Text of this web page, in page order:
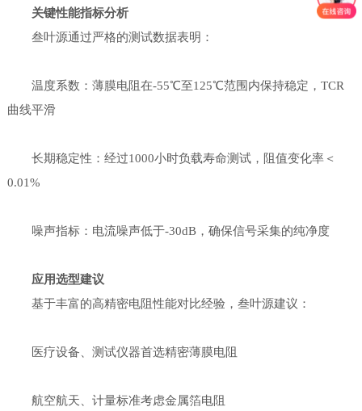
关键性能指标分析
叁叶源通过严格的测试数据表明：
温度系数：薄膜电阻在-55℃至125℃范围内保持稳定，TCR
曲线平滑
长期稳定性：经过1000小时负载寿命测试，阻值变化率＜
0.01%
噪声指标：电流噪声低于-30dB，确保信号采集的纯净度
应用选型建议
基于丰富的高精密电阻性能对比经验，叁叶源建议：
医疗设备、测试仪器首选精密薄膜电阻
航空航天、计量标准考虑金属箔电阻